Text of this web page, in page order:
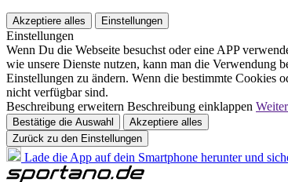
Akzeptiere alles Einstellungen
Einstellungen
Wenn Du die Webseite besuchst oder eine APP
wie unsere Dienste nutzen, kann man die Verwendung
Einstellungen zu ändern. Wenn die bestimmte Cookies
nicht verfügbar sind.
Beschreibung erweitern Beschreibung einklappen
Bestätige die Auswahl
Akzeptiere alles
Zurück zu den Einstellungen
Lade die App auf dein Smartphone herunter und